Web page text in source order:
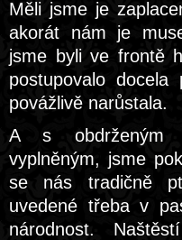
Měli jsme je
akorát nám je
jsme byli ve frontě
postupovalo
povážlivě narůstala.
A s obdrženým
vyplněným, jsme
se nás tradičně
uvedené třeba v
národnost.